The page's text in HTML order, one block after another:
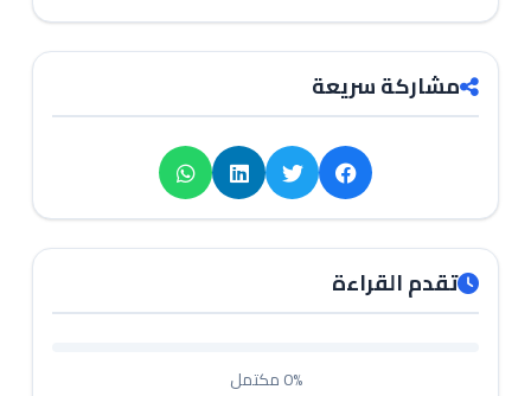
مشاركة سريعة
تقدم القراءة
0%مكتمل